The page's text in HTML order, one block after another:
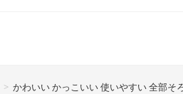
> かわいい かっこいい 使いやすい 全部そ